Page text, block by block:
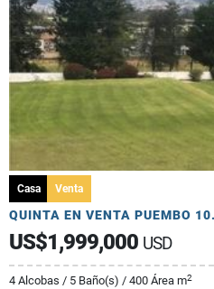
Casa Venta
US$1,999,000 USD
4 Alcobas / 5 Baño(s) / 400 Área m2